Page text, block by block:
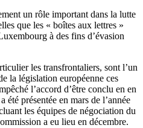
un rôle important dans la lutte
que les « boîtes aux lettres »
à des fins d’évasion
les transfrontaliers, sont l’un
la législation européenne ces
l’accord d’être conclu en en
présentée en mars de l’année
les équipes de négociation du
a eu lieu en décembre.